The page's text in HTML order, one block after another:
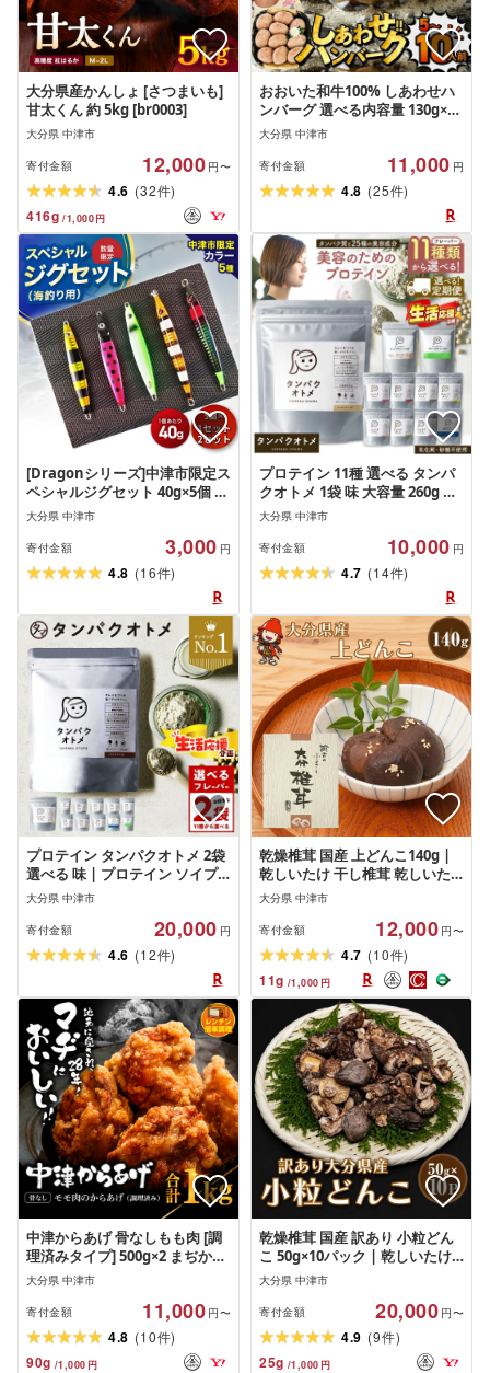
大分県産かんしょ [さつまいも]
甘太くん 約 5kg [br0003]
大分県 中津市
寄付金額 12,000 円〜
4.6 (32件)
416g /1,000円
おおいた和牛100% しあわせハ
ンバーグ 選べる内容量 130g×10
個入 (合計1.3kg) / 130g×5個入
(合計650g) | お肉 肉 牛肉 豊後
牛 ハンバーグ おかず 惣菜 冷凍
大分県産 九州産 国産 冷凍 送料
無料
大分県 中津市
寄付金額 11,000 円
4.8 (25件)
[Dragonシリーズ]中津市限定ス
ペシャルジグセット 40g×5個 選
べる セット数 1 or 2 限定カラー
数量限定 | Dragon 中津市限定
限定 ジグ ジグセット スペシャ
ルジグセット ルアー 大分県 中
津市
大分県 中津市
寄付金額 3,000 円
4.8 (16件)
プロテイン 11種 選べる タンパ
クオトメ 1袋 味 大容量 260g 以
上 | タマチャンショップ ソイプ
ロテイン ホエイプロテイン 美
容成分 女性 プロテイン 美容 プ
ロテイン プロテインシェイカー
ダイエット 食 サプリメント 単
大分県 中津市
寄付金額 10,000 円
4.7 (14件)
プロテイン タンパクオトメ 2袋
選べる 味 | プロテイン ソイプ
ロテイン ホエイプロテイン 女
性 プロテイン 美容 プロテイン
プロテインシェイカー プロテイ
ン サプリメント タマチャンシ
ョップ 大分県 中津市
大分県 中津市
寄付金額 20,000 円
4.6 (12件)
乾燥椎茸 国産 上どんこ140g |
乾しいたけ 干し椎茸 乾しいた
け 原木椎茸 干しシイタケ 干し
しいたけ 大分県産 九州野菜 産
地直送 九州産 中津市 送料無料
大分県 中津市
寄付金額 12,000 円〜
4.7 (10件)
11g /1,000 円
中津からあげ 骨なしもも肉 [調
理済みタイプ] 500g×2 まぢから
あげ店 | お肉 鶏肉 からあげ も
も肉 レンジ 大分県 中津市
大分県 中津市
寄付金額 11,000 円〜
4.8 (10件)
90g /1,000 円
乾燥椎茸 国産 訳あり 小粒どん
こ 50g×10パック | 乾しいたけ
干し椎茸 原木椎茸 しいたけ 干
しシイタケ 干ししいたけ しい
たけ しいたけ しいたけ 大分県
産 九州野菜 産地直送 九州産 中
津市 送料無料
大分県 中津市
寄付金額 20,000 円〜
4.9 (9件)
25g /1,000 円